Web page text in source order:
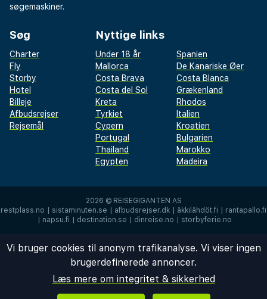
søgemaskiner.
Søg
Charter
Fly
Storby
Hotel
Billeje
Afbudsrejser
Rejsemål
Nyttige links
Under 18 år
Spanien
Mallorca
De Kanariske Øer
Costa Brava
Costa Blanca
Costa del Sol
Grækenland
Kreta
Rhodos
Tyrkiet
Italien
Cypern
Kroatien
Portugal
Bulgarien
Thailand
Marokko
Egypten
Madeira
2026 © REISEGIGANTEN AS
restplass.no | sistaminuten.se | afbudsrejser.dk | äkkilähdöt.fi | rantapallo.fi
| napsu.fi | destination.se | dinreise.no | storbyferie.no
Vi bruger cookies til anonym trafikanalyse. Vi viser ingen
brugerdefinerede annoncer.
Læs mere om integritet & sikkerhed